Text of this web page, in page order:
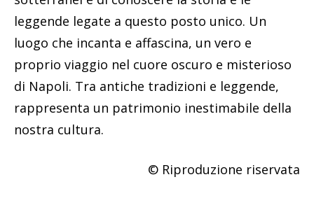
leggende legate a questo posto unico. Un
luogo che incanta e affascina, un vero e
proprio viaggio nel cuore oscuro e misterioso
di Napoli. Tra antiche tradizioni e leggende,
rappresenta un patrimonio inestimabile della
nostra cultura.
© Riproduzione riservata